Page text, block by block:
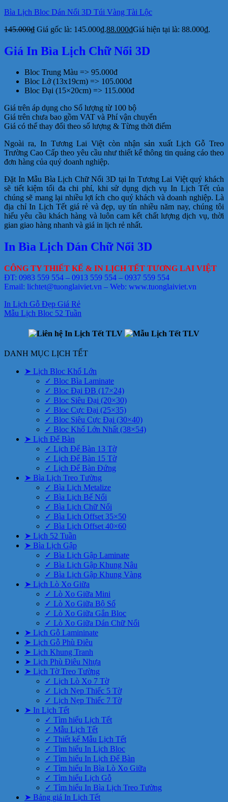
Bìa Lịch Bloc Dán Nổi 3D Túi Vàng Tài Lộc
145.000₫ Giá gốc là: 145.000₫.88.000₫Giá hiện tại là: 88.000₫.
Giá In Bìa Lịch Chữ Nổi 3D
Bloc Trung Màu => 95.000đ
Bloc Lở (13x19cm) => 105.000đ
Bloc Đại (15×20cm) => 115.000đ
Giá trên áp dụng cho Số lượng từ 100 bộ
Giá trên chưa bao gồm VAT và Phí vận chuyển
Giá có thể thay đổi theo số lượng & Từng thời điểm
Ngoài ra, In Tương Lai Việt còn nhận sản xuất Lịch Gỗ Treo
Trường Cao Cấp theo yêu cầu như thiết kế thông tin quảng cáo theo
đơn hàng của quý doanh nghiệp.
Đặt In Mẫu Bìa Lịch Chữ Nổi 3D tại In Tương Lai Việt quý khách
sẽ tiết kiệm tối đa chi phí, khi sử dụng dịch vụ In Lịch Tết của
chúng sẽ mang lại nhiều lợi ích cho quý khách và doanh nghiệp. Là
địa chỉ In Lịch Tết giá rẻ và đẹp, uy tín nhiều năm nay, chúng tôi
hiểu yêu cầu khách hàng và luôn cam kết chất lượng dịch vụ, thời
gian giao hàng nhanh và giá in lịch rẻ nhất.
In Bìa Lịch Dán Chữ Nổi 3D
CÔNG TY THIẾT KẾ & IN LỊCH TẾT TƯƠNG LAI VIỆT
ĐT: 0983 559 554 – 0913 559 554 – 0937 559 554
Email: lichtet@tuonglaiviet.vn – Web: www.tuonglaiviet.vn
In Lịch Gỗ Đẹp Giá Rẻ
Mẫu Lịch Bloc 52 Tuần
DANH MỤC LỊCH TẾT
➤ Lịch Bloc Khổ Lớn
✓ Bloc Bìa Laminate
✓ Bloc Đại ĐB (17×24)
✓ Bloc Siêu Đại (20×30)
✓ Bloc Cực Đại (25×35)
✓ Bloc Siêu Cực Đại (30×40)
✓ Bloc Khổ Lớn Nhất (38×54)
➤ Lịch Để Bàn
✓ Lịch Để Bàn 13 Tờ
✓ Lịch Để Bàn 15 Tờ
✓ Lịch Để Bàn Đứng
➤ Bìa Lịch Treo Tường
✓ Bìa Lịch Metalize
✓ Bìa Lịch Bế Nổi
✓ Bìa Lịch Chữ Nổi
✓ Bìa Lịch Offset 35×50
✓ Bìa Lịch Offset 40×60
➤ Lịch 52 Tuần
➤ Bìa Lịch Gập
✓ Bìa Lịch Gập Laminate
✓ Bìa Lịch Gập Khung Nâu
✓ Bìa Lịch Gập Khung Vàng
➤ Lịch Lò Xo Giữa
✓ Lò Xo Giữa Mini
✓ Lò Xo Giữa Bộ Số
✓ Lò Xo Giữa Gắn Bloc
✓ Lò Xo Giữa Dán Chữ Nổi
➤ Lịch Gỗ Lamininate
➤ Lịch Gỗ Phù Điêu
➤ Lịch Khung Tranh
➤ Lịch Phù Điêu Nhựa
➤ Lịch Tờ Treo Tường
✓ Lịch Lò Xo 7 Tờ
✓ Lịch Nẹp Thiếc 5 Tờ
✓ Lịch Nẹp Thiếc 7 Tờ
➤ In Lịch Tết
✓ Tìm hiểu Lịch Tết
✓ Mẫu Lịch Tết
✓ Thiết kế Mẫu Lịch Tết
✓ Tìm hiểu In Lịch Bloc
✓ Tìm hiểu In Lịch Để Bàn
✓ Tìm hiểu In Bìa Lò Xo Giữa
✓ Tìm hiểu Lịch Gỗ
✓ Tìm hiểu In Bìa Lịch Treo Tường
➤ Bảng giá In Lịch Tết